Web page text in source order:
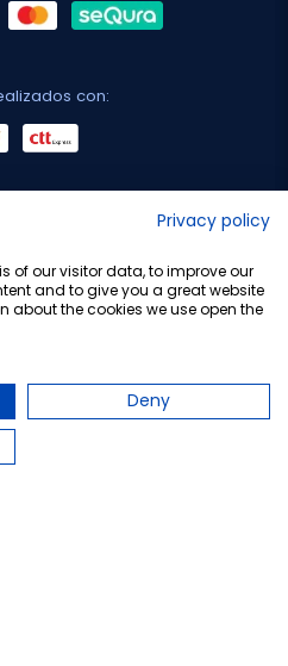
con:
Privacy policy
of our visitor data, to improve our
and to give you a great website
about the cookies we use open the
Deny